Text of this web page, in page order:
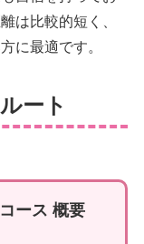
は比較的短く、
に最適です。
ート
ース 概要